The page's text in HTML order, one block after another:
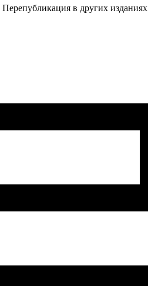
Перепубликация в других изданиях